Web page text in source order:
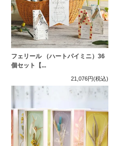
フェリール （ハートパイミニ）36
個セット【...
21,076円(税込)